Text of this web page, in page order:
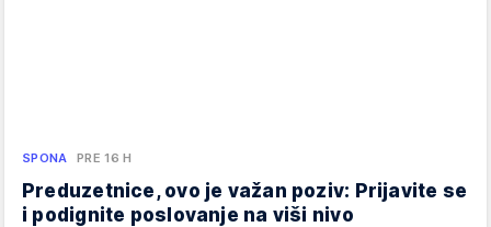
SPONA PRE 16 H
Preduzetnice, ovo je važan poziv: Prijavite se
i podignite poslovanje na viši nivo